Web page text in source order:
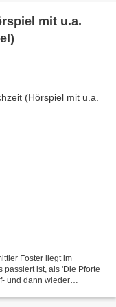
mit u.a.
Foster liegt im
ist, als 'Die Pforte
und dann wieder